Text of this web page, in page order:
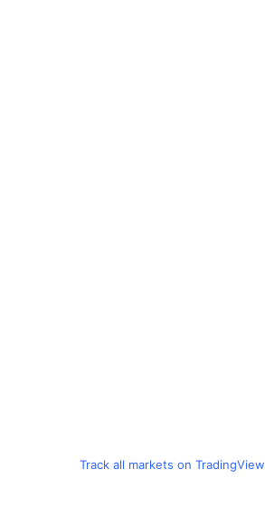
Track all markets on TradingView